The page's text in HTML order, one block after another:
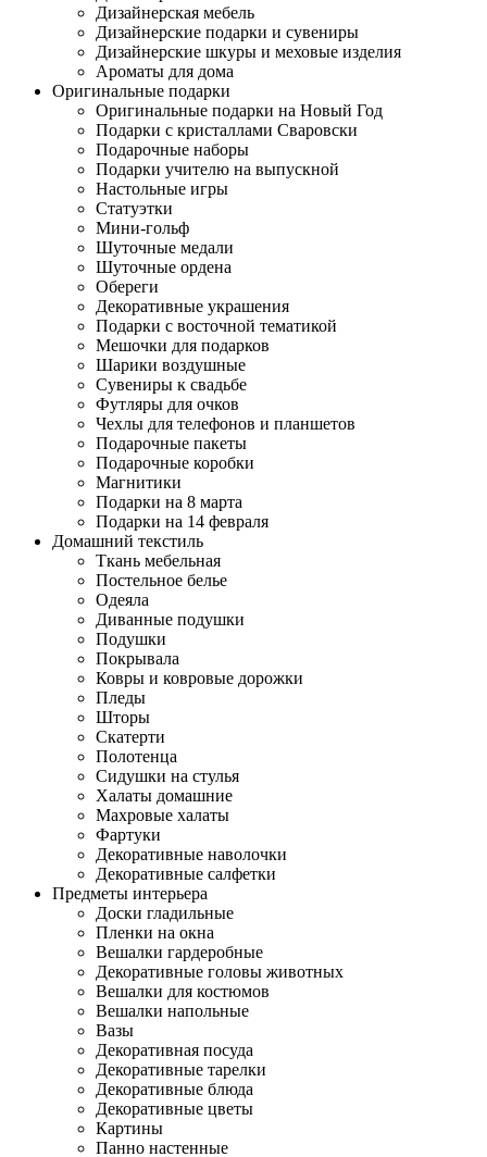
Дизайнерская мебель
Дизайнерские подарки и сувениры
Дизайнерские шкуры и меховые изделия
Ароматы для дома
Оригинальные подарки
Оригинальные подарки на Новый Год
Подарки с кристаллами Сваровски
Подарочные наборы
Подарки учителю на выпускной
Настольные игры
Статуэтки
Мини-гольф
Шуточные медали
Шуточные ордена
Обереги
Декоративные украшения
Подарки с восточной тематикой
Мешочки для подарков
Шарики воздушные
Сувениры к свадьбе
Футляры для очков
Чехлы для телефонов и планшетов
Подарочные пакеты
Подарочные коробки
Магнитики
Подарки на 8 марта
Подарки на 14 февраля
Домашний текстиль
Ткань мебельная
Постельное белье
Одеяла
Диванные подушки
Подушки
Покрывала
Ковры и ковровые дорожки
Пледы
Шторы
Скатерти
Полотенца
Сидушки на стулья
Халаты домашние
Махровые халаты
Фартуки
Декоративные наволочки
Декоративные салфетки
Предметы интерьера
Доски гладильные
Пленки на окна
Вешалки гардеробные
Декоративные головы животных
Вешалки для костюмов
Вешалки напольные
Вазы
Декоративная посуда
Декоративные тарелки
Декоративные блюда
Декоративные цветы
Картины
Панно настенные